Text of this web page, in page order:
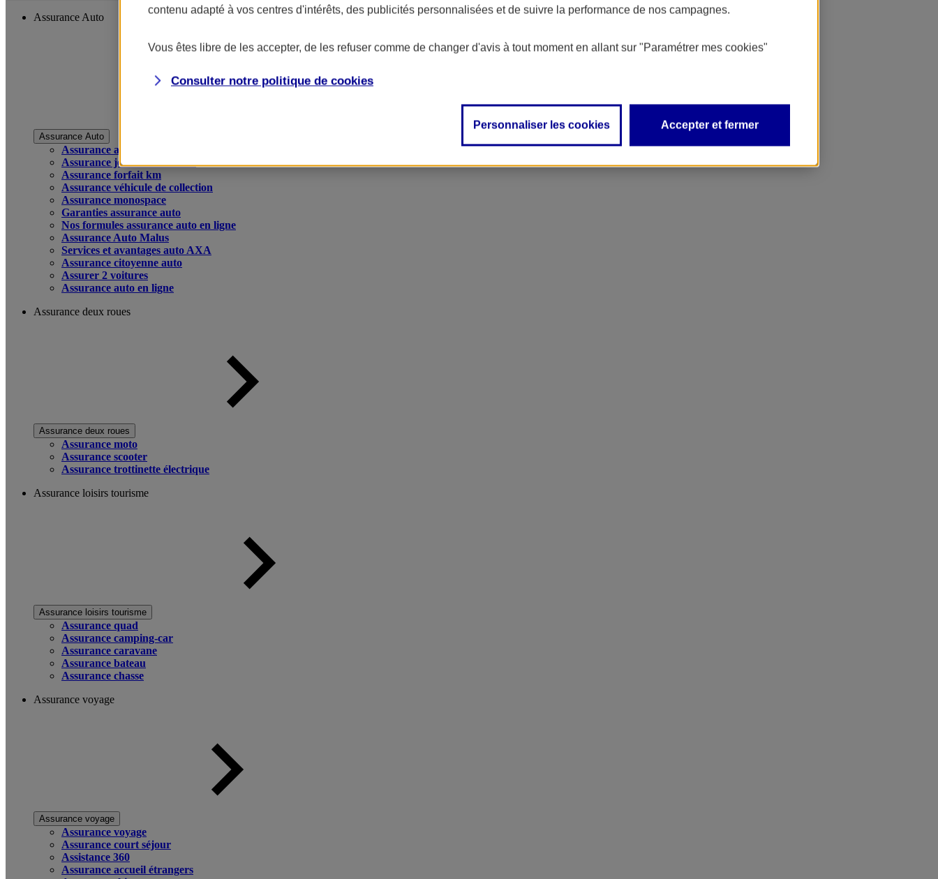
Assurance Auto
Assurance Auto
Assurance auto
Assurance jeune conducteur
Assurance forfait km
Assurance véhicule de collection
Assurance monospace
Garanties assurance auto
Nos formules assurance auto en ligne
Assurance Auto Malus
Services et avantages auto AXA
Assurance citoyenne auto
Assurer 2 voitures
Assurance auto en ligne
Assurance deux roues
Assurance deux roues
Assurance moto
Assurance scooter
Assurance trottinette électrique
Assurance loisirs tourisme
Assurance loisirs tourisme
Assurance quad
Assurance camping-car
Assurance caravane
Assurance bateau
Assurance chasse
Assurance voyage
Assurance voyage
Assurance voyage
Assurance court séjour
Assistance 360
Assurance accueil étrangers
contenu adapté à vos centres d'intérêts, des publicités personnalisées et de suivre la performance de nos campagnes.
Vous êtes libre de les accepter, de les refuser comme de changer d'avis à tout moment en allant sur "Paramétrer mes cookies"
Consulter notre politique de cookies
Personnaliser les cookies Accepter et fermer